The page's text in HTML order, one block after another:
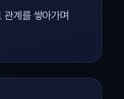
관계를 쌓아가며